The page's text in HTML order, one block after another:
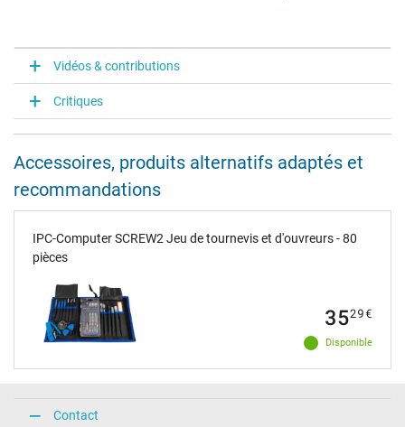
Vidéos & contributions
Critiques
Accessoires, produits alternatifs adaptés et
recommandations
IPC-Computer SCREW2 Jeu de tournevis et d'ouvreurs - 80
pièces
Disponible
3529€
Contact